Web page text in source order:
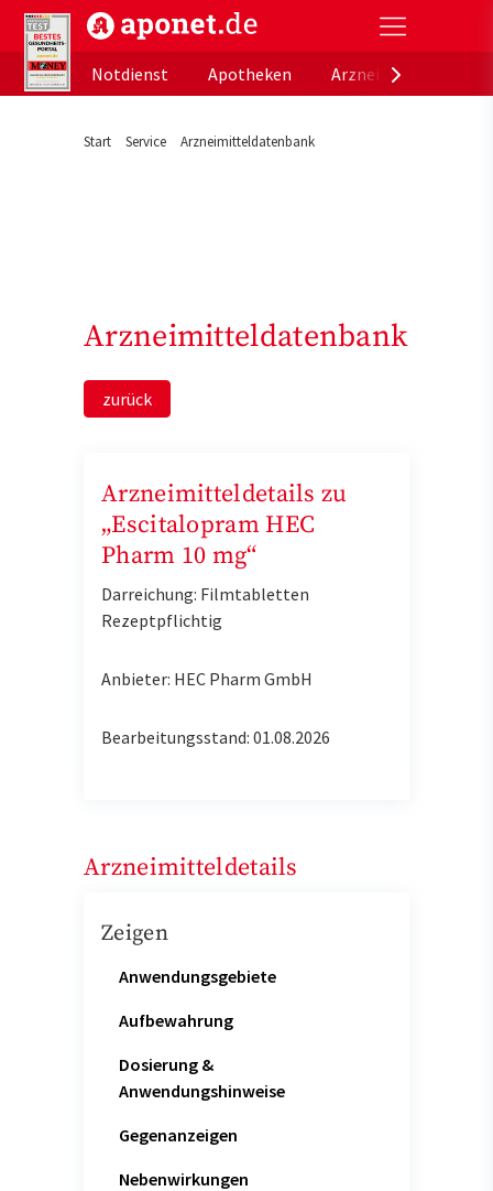
aponet.de - Das offizielle Gesundheitsportal der
Notdienst
Apotheken
Start Service Arzneimitteldatenbank
Arzneimitteldatenbank
zurück
Arzneimitteldetails zu
„Escitalopram HEC
Pharm 10 mg“
Darreichung: Filmtabletten
Rezeptpflichtig
Anbieter: HEC Pharm GmbH
Bearbeitungsstand: 01.08.2026
Arzneimitteldetails
Zeigen
Anwendungsgebiete
Aufbewahrung
Dosierung &
Anwendungshinweise
Gegenanzeigen
Nebenwirkungen